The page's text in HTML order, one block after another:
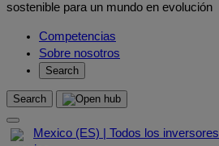
sostenible para un mundo en evolución
Competencias
Sobre nosotros
Search
Search
Mexico (ES) | Todos los inversores